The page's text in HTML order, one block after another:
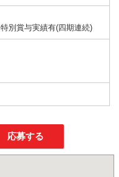
別賞与実績有(四期連続)
応募する